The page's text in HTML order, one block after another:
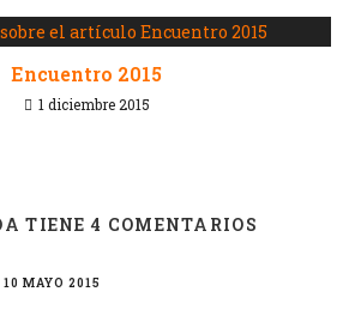
Encuentro 2015
1 diciembre 2015
TIENE 4 COMENTARIOS
10 MAYO 2015